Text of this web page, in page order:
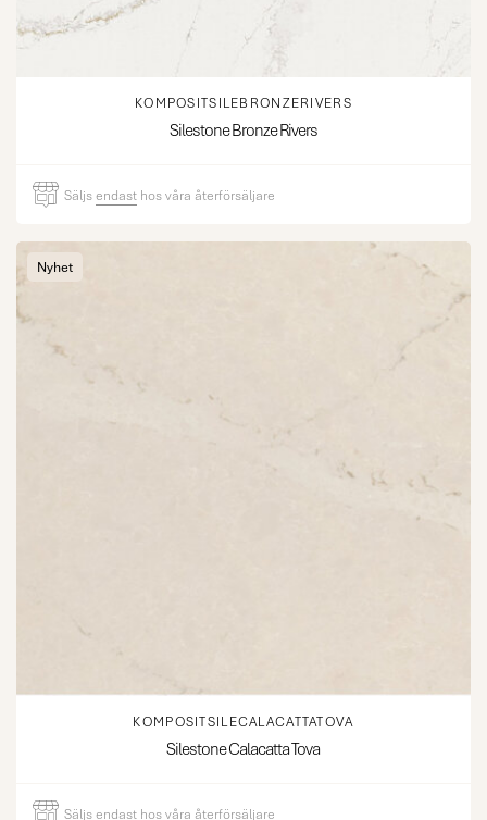
KOMPOSITSILEBRONZERIVERS
Silestone Bronze Rivers
Säljsendast hos våra återförsäljare
Nyhet
KOMPOSITSILECALACATTATOVA
Silestone Calacatta Tova
Säljsendast hos våra återförsäljare